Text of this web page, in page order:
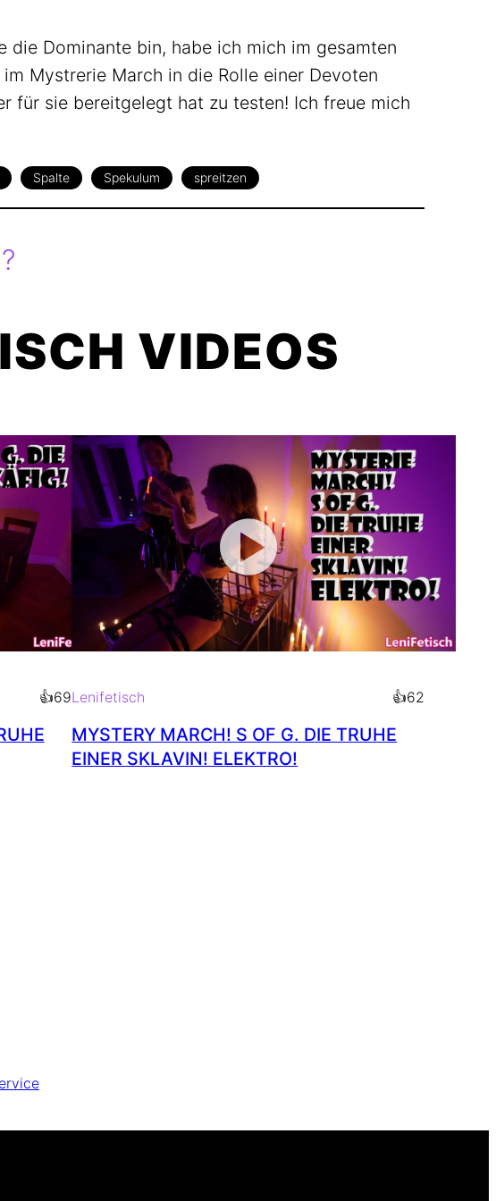
die Dominante bin, habe ich mich im gesamten
Mystrerie March in die Rolle einer Devoten
für sie bereitgelegt hat zu testen! Ich freue mich
Spalte Spekulum spreitzen
VIDEOS
03:12 min
👍69
02:56 min
Lenifetisch 👍62
MYSTERY MARCH! S OF G. DIE TRUHE
EINER SKLAVIN! ELEKTRO!